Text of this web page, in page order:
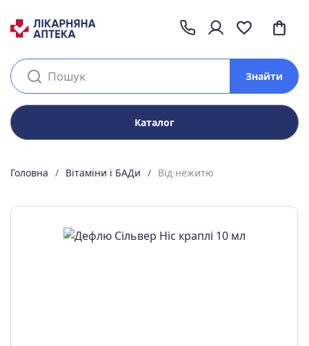
Каталог
Знайти
Головна Вітаміни і БАДи Від нежитю